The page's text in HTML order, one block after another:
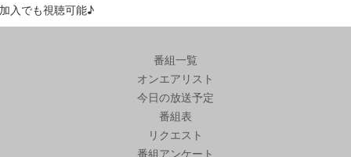
入でも視聴可能♪
番組一覧
オンエアリスト
今日の放送予定
番組表
リクエスト
番組アンケート